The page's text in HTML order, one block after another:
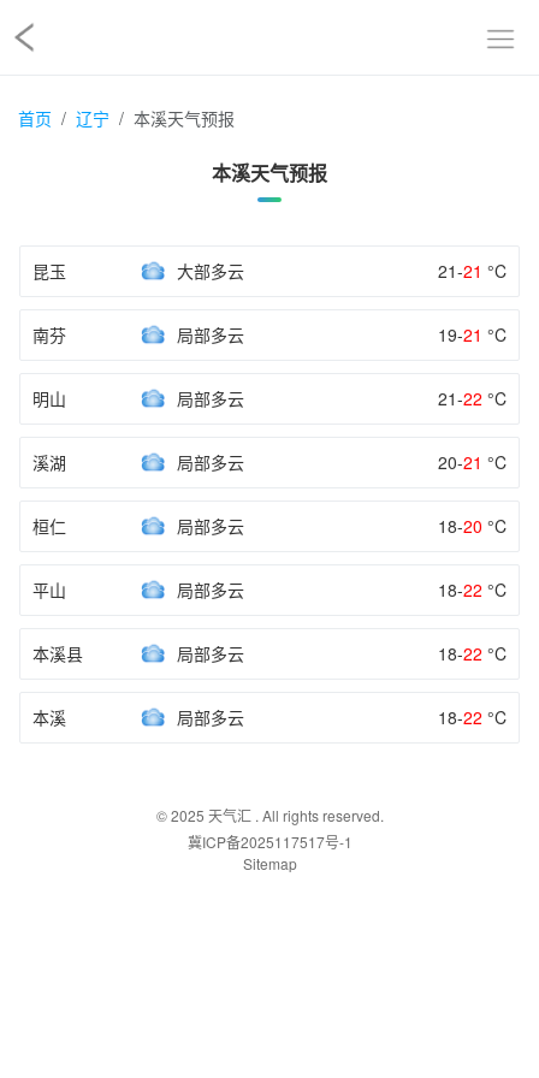
首页 辽宁 本溪天气预报
本溪天气预报
昆玉 大部多云 21-21 °C
南芬 局部多云 19-21 °C
明山 局部多云 21-22 °C
溪湖 局部多云 20-21 °C
桓仁 局部多云 18-20 °C
平山 局部多云 18-22 °C
本溪县 局部多云 18-22 °C
本溪 局部多云 18-22 °C
© 2025 天气汇. All rights reserved.
冀ICP备2025117517号-1
Sitemap